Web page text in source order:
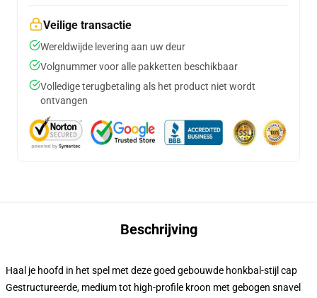
Veilige transactie
Wereldwijde levering aan uw deur
Volgnummer voor alle pakketten beschikbaar
Volledige terugbetaling als het product niet wordt
ontvangen
Beschrijving
Haal je hoofd in het spel met deze goed gebouwde honkbal-stijl cap
Gestructureerde, medium tot high-profile kroon met gebogen snavel